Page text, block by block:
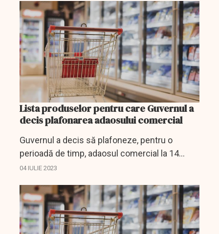
scopuri, după...
Lista produselor pentru care Guvernul a
decis plafonarea adaosului comercial
Guvernul a decis să plafoneze, pentru o
perioadă de timp, adaosul comercial la 14
produse.
04 IULIE 2023